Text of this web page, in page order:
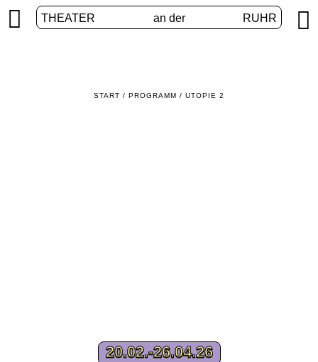
THEATER an der RUHR
 
START / PROGRAMM / UTOPIE 2
20.02.-26.04.26
20.02.-26.04.26